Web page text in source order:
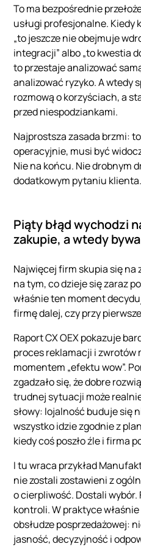
To ma bezpośrednie
usługi profesjonalne. Kiedy
„to jeszcze nie obejmuje
integracji” albo „to kwestia
to przestaje analizować
analizować ryzyko. A wtedy
rozmową o korzyściach, a
przed niespodziankami.
Najprostsza zasada brzmi:
operacyjnie, musi być
Nie na końcu. Nie drobnym
dodatkowym pytaniu klienta.
Piąty błąd wychodzi
zakupie, a wtedy
Najwięcej firm skupia się na
na tym, co dzieje się zaraz
właśnie ten moment
firmę dalej, czy przy
Raport CX OEX pokazuje
proces reklamacji i zwrotów
momentem „efektu wow”.
zgadzało się, że dobre
trudnej sytuacji może
słowy: lojalność buduje się
wszystko idzie zgodnie z
kiedy coś poszło źle i firma
I tu wraca przykład
nie zostali zostawieni z
o cierpliwość. Dostali wybór.
kontroli. W praktyce
obsłudze posprzedażowej:
jasność, decyzyjność i